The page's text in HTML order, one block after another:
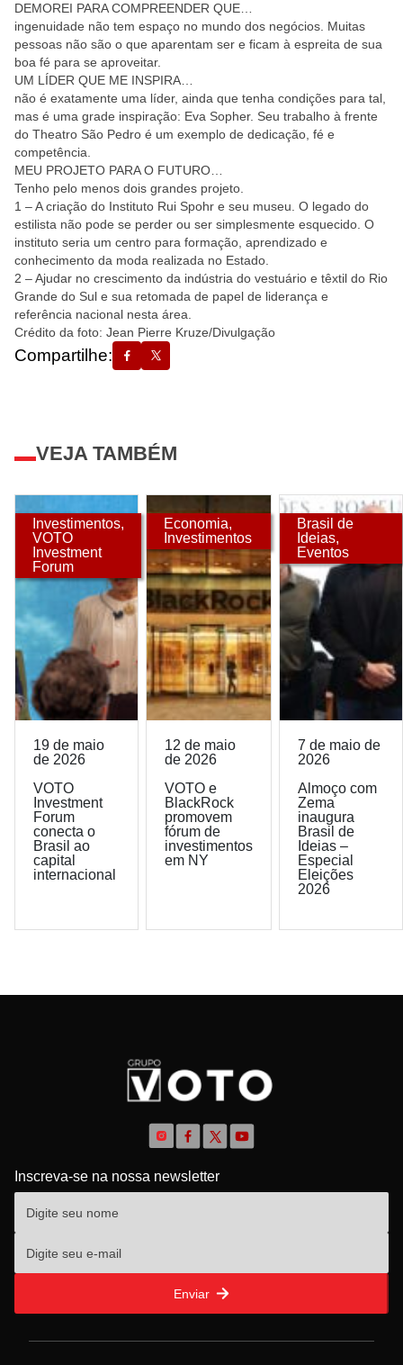
DEMOREI PARA COMPREENDER QUE…
ingenuidade não tem espaço no mundo dos negócios. Muitas
pessoas não são o que aparentam ser e ficam à espreita de sua
boa fé para se aproveitar.
UM LÍDER QUE ME INSPIRA…
não é exatamente uma líder, ainda que tenha condições para tal,
mas é uma grade inspiração: Eva Sopher. Seu trabalho à frente
do Theatro São Pedro é um exemplo de dedicação, fé e
competência.
MEU PROJETO PARA O FUTURO…
Tenho pelo menos dois grandes projeto.
1 – A criação do Instituto Rui Spohr e seu museu. O legado do
estilista não pode se perder ou ser simplesmente esquecido. O
instituto seria um centro para formação, aprendizado e
conhecimento da moda realizada no Estado.
2 – Ajudar no crescimento da indústria do vestuário e têxtil do Rio
Grande do Sul e sua retomada de papel de liderança e
referência nacional nesta área.
Crédito da foto: Jean Pierre Kruze/Divulgação
Compartilhe:
VEJA TAMBÉM
Investimentos,
VOTO
Investment
Forum
19 de maio
de 2026
VOTO
Investment
Forum
conecta o
Brasil ao
capital
internacional
Economia,
Investimentos
12 de maio
de 2026
VOTO e
BlackRock
promovem
fórum de
investimentos
em NY
Brasil de
Ideias,
Eventos
7 de maio de
2026
Almoço com
Zema
inaugura
Brasil de
Ideias –
Especial
Eleições
2026
Inscreva-se na nossa newsletter
Enviar